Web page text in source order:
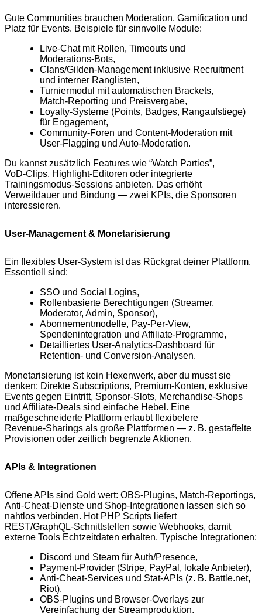
Gute Communities brauchen Moderation, Gamification und
Platz für Events. Beispiele für sinnvolle Module:
Live‑Chat mit Rollen, Timeouts und
Moderations‑Bots,
Clans/Gilden‑Management inklusive Recruitment
und interner Ranglisten,
Turniermodul mit automatischen Brackets,
Match‑Reporting und Preisvergabe,
Loyalty‑Systeme (Points, Badges, Rangaufstiege)
für Engagement,
Community‑Foren und Content‑Moderation mit
User‑Flagging und Auto‑Moderation.
Du kannst zusätzlich Features wie “Watch Parties”,
VoD‑Clips, Highlight‑Editoren oder integrierte
Trainingsmodus‑Sessions anbieten. Das erhöht
Verweildauer und Bindung — zwei KPIs, die Sponsoren
interessieren.
User‑Management & Monetarisierung
Ein flexibles User‑System ist das Rückgrat deiner Plattform.
Essentiell sind:
SSO und Social Logins,
Rollenbasierte Berechtigungen (Streamer,
Moderator, Admin, Sponsor),
Abonnementmodelle, Pay‑Per‑View,
Spendenintegration und Affiliate‑Programme,
Detailliertes User‑Analytics‑Dashboard für
Retention‑ und Conversion‑Analysen.
Monetarisierung ist kein Hexenwerk, aber du musst sie
denken: Direkte Subscriptions, Premium‑Konten, exklusive
Events gegen Eintritt, Sponsor‑Slots, Merchandise‑Shops
und Affiliate‑Deals sind einfache Hebel. Eine
maßgeschneiderte Plattform erlaubt flexibelere
Revenue‑Sharings als große Plattformen — z. B. gestaffelte
Provisionen oder zeitlich begrenzte Aktionen.
APIs & Integrationen
Offene APIs sind Gold wert: OBS‑Plugins, Match‑Reportings,
Anti‑Cheat‑Dienste und Shop‑Integrationen lassen sich so
nahtlos verbinden. Hot PHP Scripts liefert
REST/GraphQL‑Schnittstellen sowie Webhooks, damit
externe Tools Echtzeitdaten erhalten. Typische Integrationen:
Discord und Steam für Auth/Presence,
Payment‑Provider (Stripe, PayPal, lokale Anbieter),
Anti‑Cheat‑Services und Stat‑APIs (z. B. Battle.net,
Riot),
OBS‑Plugins und Browser‑Overlays zur
Vereinfachung der Streamproduktion.